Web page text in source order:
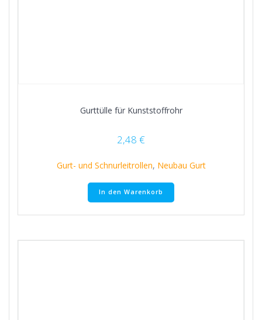
Gurttülle für Kunststoffrohr
2,48 €
Gurt- und Schnurleitrollen, Neubau Gurt
In den Warenkorb